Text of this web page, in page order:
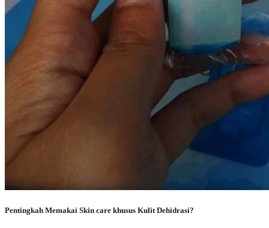
Pentingkah Memakai Skin care khusus Kulit Dehidrasi?